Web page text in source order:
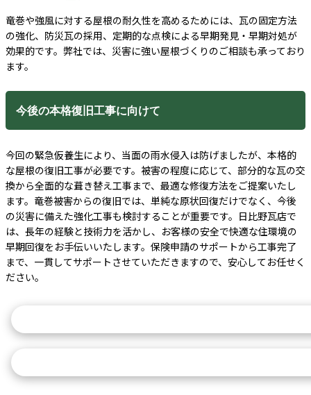
竜巻や強風に対する屋根の耐久性を高めるためには、瓦の固定方法
の強化、防災瓦の採用、定期的な点検による早期発見・早期対処が
効果的です。弊社では、災害に強い屋根づくりのご相談も承っており
ます。
今後の本格復旧工事に向けて
今回の緊急仮養生により、当面の雨水侵入は防げましたが、本格的
な屋根の復旧工事が必要です。被害の程度に応じて、部分的な瓦の交
換から全面的な葺き替え工事まで、最適な修復方法をご提案いたし
ます。竜巻被害からの復旧では、単純な原状回復だけでなく、今後
の災害に備えた強化工事も検討することが重要です。日比野瓦店で
は、長年の経験と技術力を活かし、お客様の安全で快適な住環境の
早期回復をお手伝いいたします。保険申請のサポートから工事完了
まで、一貫してサポートさせていただきますので、安心してお任せく
ださい。